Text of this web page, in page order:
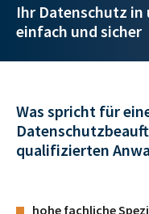
Ihr Datenschutz in
einfach und sicher
Was spricht für
qualifizierten
hohe fachliche